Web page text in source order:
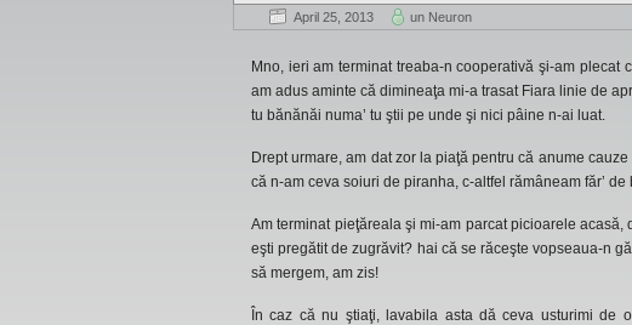
April 25, 2013 un Neuron
Mno, ieri am terminat treaba-n cooperativă şi-am
am adus aminte că dimineaţa mi-a trasat Fiara linie de
tu bănănăi numa’ tu ştii pe unde şi nici pâine n-ai luat.
Drept urmare, am dat zor la piaţă pentru că anume
că n-am ceva soiuri de piranha, c-altfel rămâneam făr’
Am terminat pieţăreala şi mi-am parcat picioarele
eşti pregătit de zugrăvit? hai că se răceşte vopseaua-n
să mergem, am zis!
În caz că nu ştiaţi, lavabila asta dă ceva usturimi de